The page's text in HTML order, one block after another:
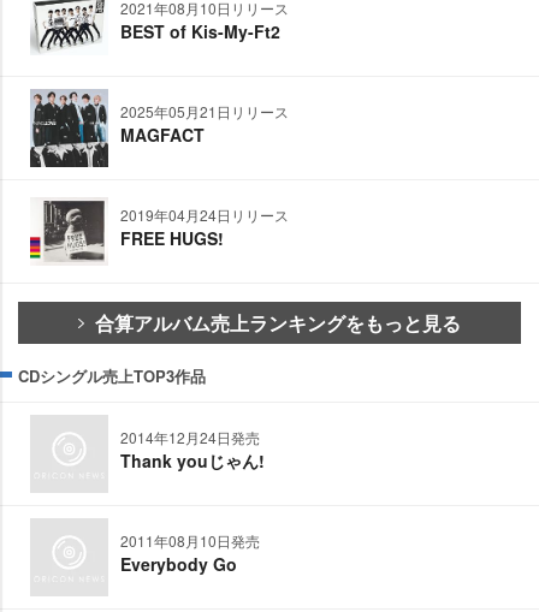
2021年08月10日リリース
BEST of Kis-My-Ft2
2025年05月21日リリース
MAGFACT
2019年04月24日リリース
FREE HUGS!
合算アルバム売上ランキングをもっと見る
CDシングル売上TOP3作品
2014年12月24日発売
Thank youじゃん!
2011年08月10日発売
Everybody Go